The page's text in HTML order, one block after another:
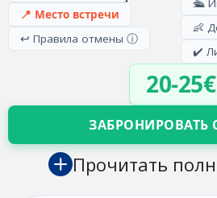
📍 Место встречи
↩️ Правила отмены ⓘ
🛳️
👶
✔️
20-25€
ЗАБРОНИРОВАТЬ
Прочитать